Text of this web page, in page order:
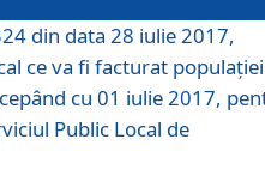
din data 28 iulie 2017,
ce va fi facturat
cu 01 iulie 2017,
Public Local de